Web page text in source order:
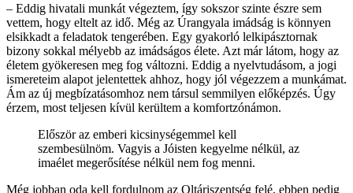
– Eddig hivatali munkát végeztem, így sokszor szinte észre sem
vettem, hogy eltelt az idő. Még az Úrangyala imádság is könnyen
elsikkadt a feladatok tengerében. Egy gyakorló lelkipásztornak
bizony sokkal mélyebb az imádságos élete. Azt már látom, hogy az
életem gyökeresen meg fog változni. Eddig a nyelvtudásom, a jogi
ismereteim alapot jelentettek ahhoz, hogy jól végezzem a munkámat.
Ám az új megbízatásomhoz nem társul semmilyen előképzés. Úgy
érzem, most teljesen kívül kerültem a komfortzónámon.
Először az emberi kicsinységemmel kell
szembesülnöm. Vagyis a Jóisten kegyelme nélkül, az
imaélet megerősítése nélkül nem fog menni.
Még jobban oda kell fordulnom az Oltáriszentség felé, ebben pedig